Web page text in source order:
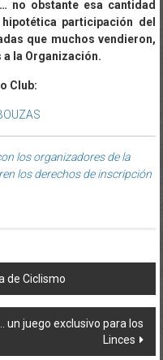
no obstante esa cantidad
participación del
que muchos vendieron,
la Organización.
Club:
los organizadores de la
los derechos de inscripción
de Ciclismo
un juego exclusivo para los
Linces